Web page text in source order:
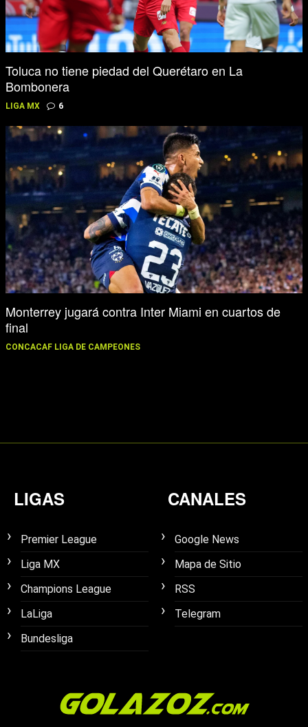
Toluca no tiene piedad del Querétaro en La
Bombonera
LIGA MX 6
Monterrey jugará contra Inter Miami en cuartos de
final
CONCACAF LIGA DE CAMPEONES
LIGAS
Premier League
Liga MX
Champions League
LaLiga
Bundesliga
CANALES
Google News
Mapa de Sitio
RSS
Telegram